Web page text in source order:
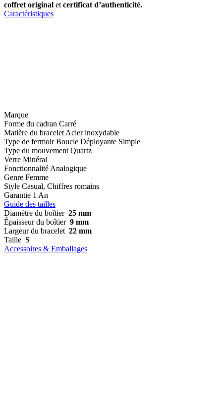
coffret original et certificat d’authenticité.
Caractéristiques
Marque
Forme du cadran Carré
Matière du bracelet Acier inoxydable
Type de fermoir Boucle Déployante Simple
Type du mouvement Quartz
Verre Minéral
Fonctionnalité Analogique
Genre Femme
Style Casual, Chiffres romains
Garantie 1 An
Guide des tailles
Diamètre du boîtier 25 mm
Épaisseur du boîtier 9 mm
Largeur du bracelet 22 mm
Taille S
Accessoires & Emballages